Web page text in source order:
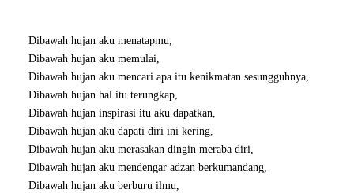
Dibawah hujan aku menatapmu,
Dibawah hujan aku memulai,
Dibawah hujan aku mencari apa itu kenikmatan sesungguhnya,
Dibawah hujan hal itu terungkap,
Dibawah hujan inspirasi itu aku dapatkan,
Dibawah hujan aku dapati diri ini kering,
Dibawah hujan aku merasakan dingin meraba diri,
Dibawah hujan aku mendengar adzan berkumandang,
Dibawah hujan aku berburu ilmu,